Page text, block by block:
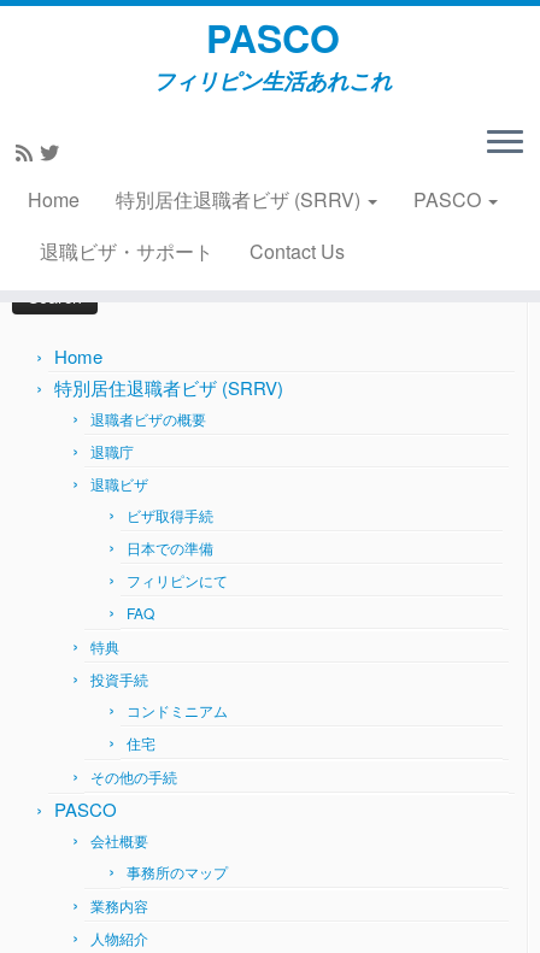
Skip
content
PASCO
フィリピン生活あれこれ
Home 特別居住退職者ビザ (SRRV)
PASCO
退職ビザ・サポート
Contact Us
Home
日
Search
Home
特別居住退職者ビザ (SRRV)
退職者ビザの概要
退職庁
退職ビザ
ビザ取得手続
日本での準備
フィリピンにて
FAQ
特典
投資手続
コンドミニアム
住宅
その他の手続
PASCO
会社概要
事務所のマップ
業務内容
人物紹介